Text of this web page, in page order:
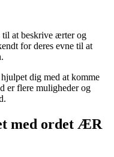
at beskrive ærter og
for deres evne til at
dig med at komme
er flere muligheder og
med ordet ÆR